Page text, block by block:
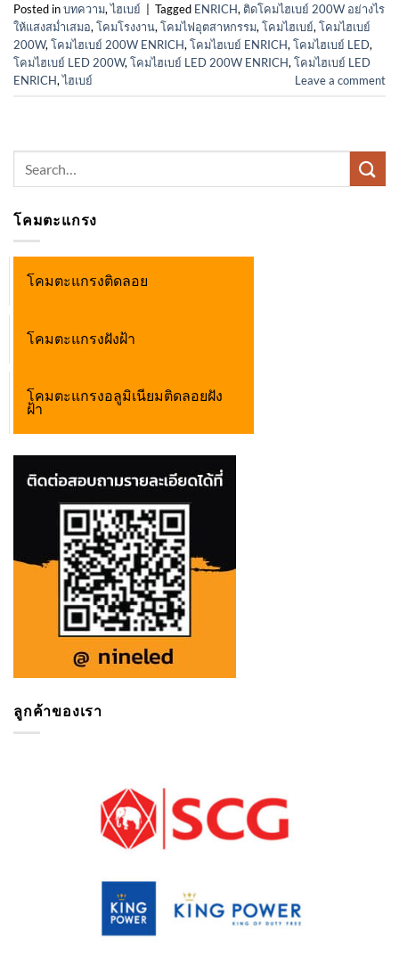
Posted inบทความ,ไฮเบย์ Tagged ENRICH, ติดโคมไฮเบย์ 200W อย่างไร
ให้แสงสม่ำเสมอ, โคมโรงงาน, โคมไฟอุตสาหกรรม, โคมไฮเบย์, โคมไฮเบย์
200W, โคมไฮเบย์ 200W ENRICH, โคมไฮเบย์ ENRICH, โคมไฮเบย์ LED,
โคมไฮเบย์ LED 200W, โคมไฮเบย์ LED 200W ENRICH, โคมไฮเบย์ LED
ENRICH,ไฮเบย์ Leave a comment
โคมตะแกรง
โคมตะแกรงติดลอย
โคมตะแกรงฝังฝ้า
โคมตะแกรงอลูมิเนียมติดลอยฝัง
ฝ้า
ลูกค้าของเรา